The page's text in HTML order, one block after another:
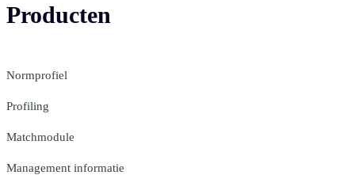
Producten
Normprofiel
Profiling
Matchmodule
Management informatie